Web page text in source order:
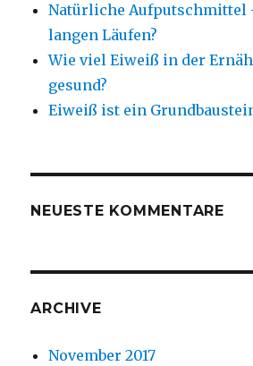
Natürliche Aufputschmittel
langen Läufen?
Wie viel Eiweiß in der
gesund?
Eiweiß ist ein
NEUESTE KOMMENTARE
ARCHIVE
November 2017